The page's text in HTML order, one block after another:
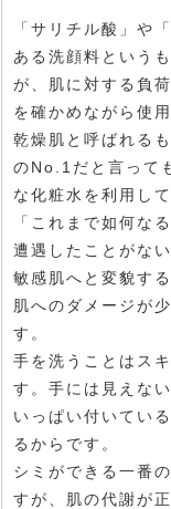
「サリチル酸」や
ある洗顔料という
が、肌に対する負
を確かめながら使
乾燥肌と呼ばれる
のNo.1だと言って
な化粧水を利用し
「これまで如何な
遭遇したことがな
敏感肌へと変貌す
肌へのダメージが
す。
手を洗うことはス
す。手には見えな
いっぱい付いてい
るからです。
シミができる一番
すが、肌の代謝が